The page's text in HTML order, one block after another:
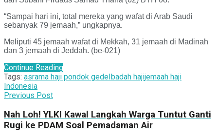
“Sampai hari ini, total mereka yang wafat di Arab Saudi
sebanyak 79 jemaah,” ungkapnya.
Meliputi 45 jemaah wafat di Mekkah, 31 jemaah di Madinah
dan 3 jemaah di Jeddah. (be-021)
Continue Reading
Tags: asrama haji pondok gedeIbadah hajijemaah haji
Indonesia
Previous Post
Nah Loh! YLKI Kawal Langkah Warga Tuntut Ganti
Rugi ke PDAM Soal Pemadaman Air